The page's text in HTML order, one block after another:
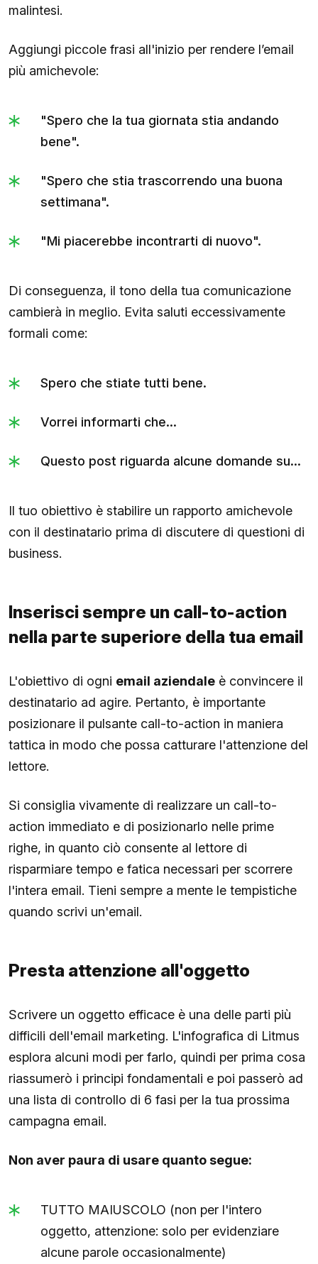
malintesi.
Aggiungi piccole frasi all'inizio per rendere l’email
più amichevole:
"Spero che la tua giornata stia andando
bene".
"Spero che stia trascorrendo una buona
settimana".
"Mi piacerebbe incontrarti di nuovo".
Di conseguenza, il tono della tua comunicazione
cambierà in meglio. Evita saluti eccessivamente
formali come:
Spero che stiate tutti bene.
Vorrei informarti che...
Questo post riguarda alcune domande su...
Il tuo obiettivo è stabilire un rapporto amichevole
con il destinatario prima di discutere di questioni di
business.
Inserisci sempre un call-to-action
nella parte superiore della tua email
L'obiettivo di ogni email aziendale è convincere il
destinatario ad agire. Pertanto, è importante
posizionare il pulsante call-to-action in maniera
tattica in modo che possa catturare l'attenzione del
lettore.
Si consiglia vivamente di realizzare un call-to-
action immediato e di posizionarlo nelle prime
righe, in quanto ciò consente al lettore di
risparmiare tempo e fatica necessari per scorrere
l'intera email. Tieni sempre a mente le tempistiche
quando scrivi un'email.
Presta attenzione all'oggetto
Scrivere un oggetto efficace è una delle parti più
difficili dell'email marketing. L'infografica di Litmus
esplora alcuni modi per farlo, quindi per prima cosa
riassumerò i principi fondamentali e poi passerò ad
una lista di controllo di 6 fasi per la tua prossima
campagna email.
Non aver paura di usare quanto segue:
TUTTO MAIUSCOLO (non per l'intero
oggetto, attenzione: solo per evidenziare
alcune parole occasionalmente)